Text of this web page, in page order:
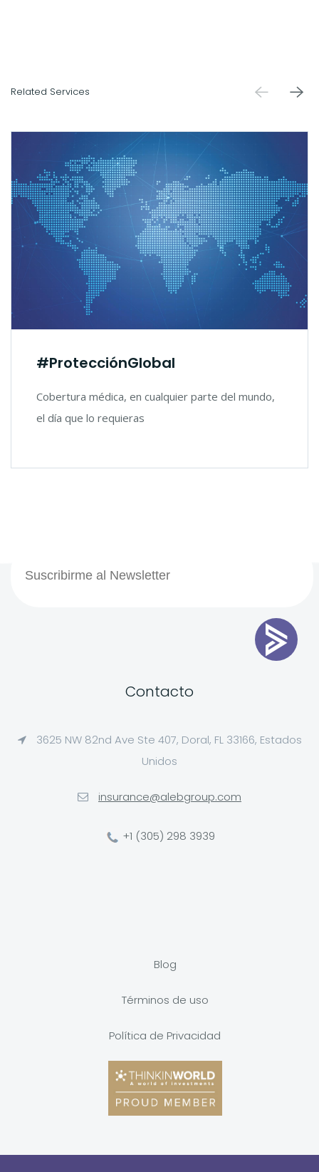
Related Services
#ProtecciónGlobal
Cobertura médica, en cualquier parte del mundo,
el día que lo requieras
Contacto
3625 NW 82nd Ave Ste 407, Doral, FL 33166, Estados
Unidos
insurance@alebgroup.com
+1 (305) 298 3939
Blog
Términos de uso
Política de Privacidad